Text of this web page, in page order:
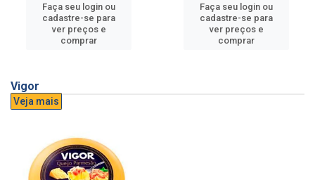
Faça seu login ou
cadastre-se para
ver preços e
comprar
Faça seu login ou
cadastre-se para
ver preços e
comprar
Vigor
Veja mais